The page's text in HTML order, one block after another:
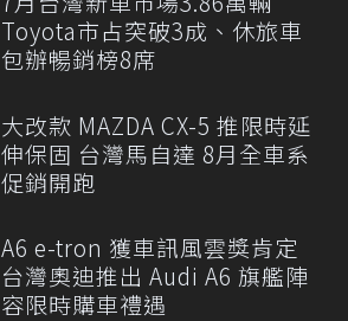
Toyota市占突破3成、休旅車
包辦暢銷榜8席
大改款 MAZDA CX-5 推限時延
伸保固 台灣馬自達 8月全車系
促銷開跑
A6 e-tron 獲車訊風雲獎肯定
台灣奧迪推出 Audi A6 旗艦陣
容限時購車禮遇